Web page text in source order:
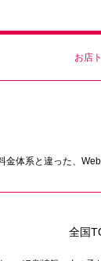
お店
金体系と違った、
全国